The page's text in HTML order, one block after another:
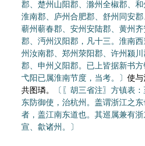
郡、楚州山阳郡、滁州全椒郡、
淮南郡、庐州合肥郡、舒州同安郡
蕲州蕲春郡、安州安陆郡、黄州
郡、沔州汉阳郡，凡十三。淮南
州汝南郡、郑州荥阳郡、许州颍
郡、申州义阳郡。已上皆据新书方
弋阳已属淮南节度，当考。〕 使
共图璘。
〔〖胡三省注〗方镇表
东防御使，治杭州。盖谓浙江之
者，盖江南东道也。其巡属兼有浙
宣、歙诸州。〕